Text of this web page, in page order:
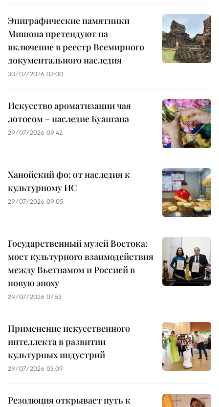
Эпиграфические памятники
Мишона претендуют на
включение в реестр Всемирного
документального наследия
30/07/2026 03:00
Искусство ароматизации чая
лотосом – наследие Куангана
29/07/2026 09:42
Ханойский фо: от наследия к
культурному ИС
29/07/2026 09:05
Государственный музей Востока:
мост культурного взаимодействия
между Вьетнамом и Россией в
новую эпоху
29/07/2026 07:53
Применение искусственного
интеллекта в развитии
культурных индустрий
29/07/2026 03:09
Резолюция открывает путь к